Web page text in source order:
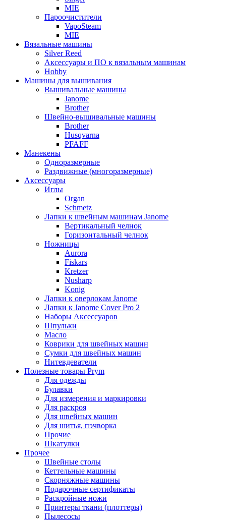
MIE
Пароочистители
VapoSteam
MIE
Вязальные машины
Silver Reed
Аксессуары и ПО к вязальным машинам
Hobby
Машины для вышивания
Вышивальные машины
Janome
Brother
Швейно-вышивальные машины
Brother
Husqvarna
PFAFF
Манекены
Одноразмерные
Раздвижные (многоразмерные)
Аксессуары
Иглы
Organ
Schmetz
Лапки к швейным машинам Janome
Вертикальный челнок
Горизонтальный челнок
Ножницы
Aurora
Fiskars
Kretzer
Nusharp
Konig
Лапки к оверлокам Janome
Лапки к Janome Cover Pro 2
Наборы Аксессуаров
Шпульки
Масло
Коврики для швейных машин
Сумки для швейных машин
Нитевдеватели
Полезные товары Prym
Для одежды
Булавки
Для измерения и маркировки
Для раскроя
Для швейных машин
Для шитья, пэчворка
Прочие
Шкатулки
Прочее
Швейные столы
Кеттельные машины
Скорняжные машины
Подарочные сертификаты
Раскройные ножи
Принтеры ткани (плоттеры)
Пылесосы